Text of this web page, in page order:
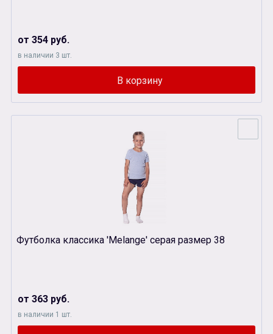
от 354 руб.
в наличии 3 шт.
Футболка классика 'Melange' серая размер 38
от 363 руб.
в наличии 1 шт.